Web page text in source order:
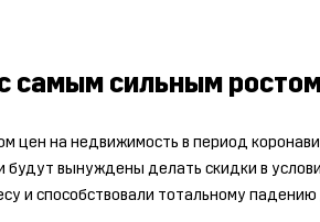
самым сильным
цен на недвижимость в период
будут вынуждены делать скидки в
и способствовали тотальному